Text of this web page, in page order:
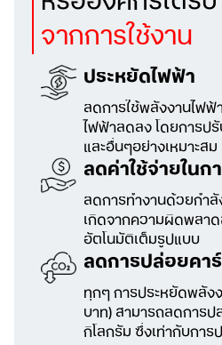
จากการใช้งาน
ประหยัดไฟฟ้า
ลดการใช้พลังงานไฟฟ้
ไฟฟ้าลดลง โดยการ
และอื่นๆอย่างเหมาะส
ลดค่าใช้จ่ายในก
ลดการทำงานด้วยกำ
เกิดจากความผิดพลา
อัตโนมัติเต็มรูปแบบ
ลดการปล่อยคา
ทุกๆ การประหยัดพลัง
บาท) สามารถลดการ
กิโลกรัมซึ่งเท่ากับกา